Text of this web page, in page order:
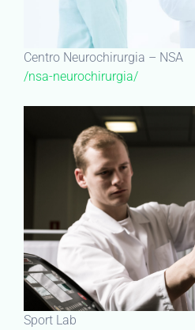
Centro Neurochirurgia – NSA
/nsa-neurochirurgia/
Sport Lab